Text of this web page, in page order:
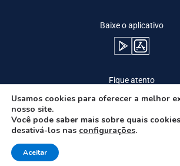
Baixe o aplicativo
Fique atento
Usamos cookies para oferecer a melhor
nosso site.
Você pode saber mais sobre quais
desativá-los nas configurações.
Aceitar